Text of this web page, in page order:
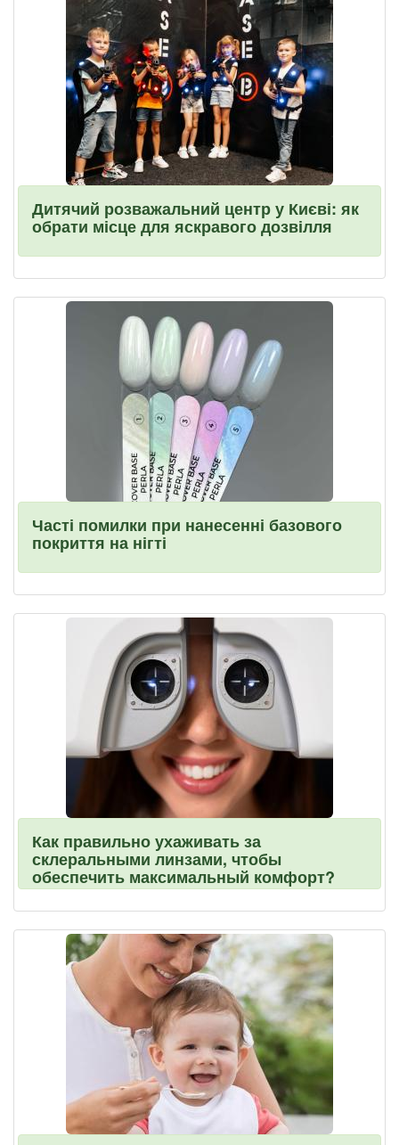
Дитячий розважальний центр у Києві: як
обрати місце для яскравого дозвілля
Часті помилки при нанесенні базового
покриття на нігті
Как правильно ухаживать за
склеральными линзами, чтобы
обеспечить максимальный комфорт?